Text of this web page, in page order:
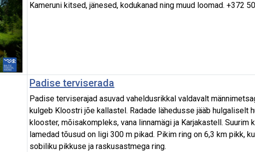
Kameruni kitsed, jänesed, kodukanad ning muud loomad. +372
Padise terviserada
Padise terviserajad asuvad vaheldusrikkal valdavalt
kulgeb Kloostri jõe kallastel. Radade lähedusse jääb hulgaliselt
klooster, mõisakompleks, vana linnamägi ja Karjakastell. Suurim
lamedad tõusud on ligi 300 m pikad. Pikim ring on 6,3 km pikk,
sobiliku pikkuse ja raskusastmega ring.